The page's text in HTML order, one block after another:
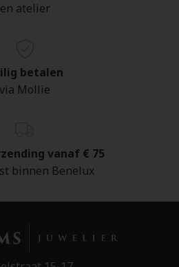
en atelier
betalen
via Mollie
vanaf € 75
binnen Benelux